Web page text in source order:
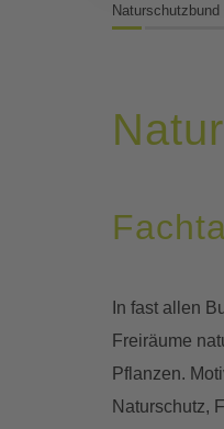
In fast allen
Freiräume
Pflanzen.
Naturschutz,